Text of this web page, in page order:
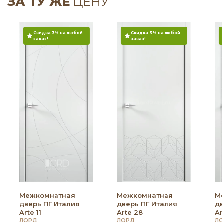
Скидка 3% на любой
заказ!
Межкомнатная
дверь ПГ Италия
Arte 11
ЛОРД
Скидка 3% на любой
заказ!
Межкомнатная
дверь ПГ Италия
Arte 28
ЛОРД